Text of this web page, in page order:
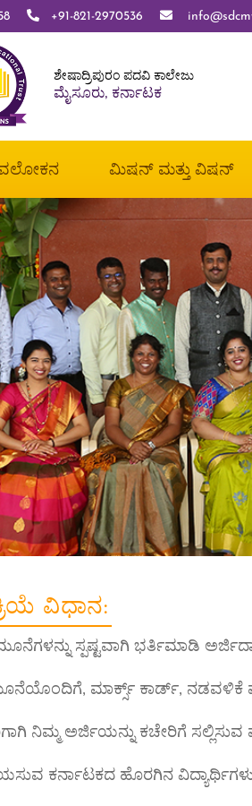
+91-821-2970536
ಶೇಷಾದ್ರಿಪುರಂ ಪದವಿ ಕಾಲೇಜು
ಮೈಸೂರು, ಕರ್ನಾಟಕ
ಮಿಷನ್ ಮತ್ತು ವಿಷನ್
ವಿಧಾನ:
ಸ್ಪಷ್ಟವಾಗಿ ಭರ್ತಿಮಾಡಿ
ಮಾರ್ಕ್ಸ್ ಕಾರ್ಡ್, ನಡವಳಿಕೆ
ನಿಮ್ಮ ಅರ್ಜಿಯನ್ನು ಕಚೇರಿಗೆ
ಕರ್ನಾಟಕದ ಹೊರಗಿನ ವಿದ್ಯಾರ್ಥಿಗಳು